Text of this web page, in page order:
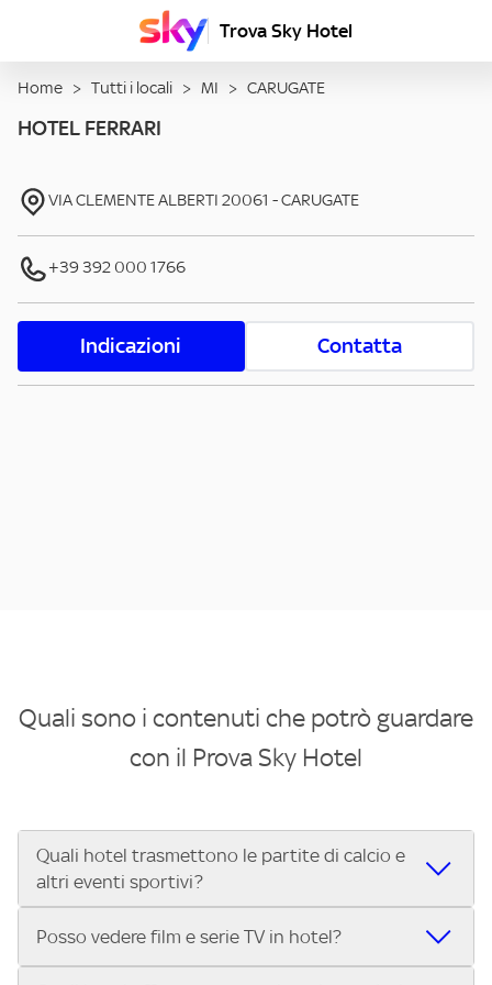
Trova Sky Hotel
Home > Tutti i locali > MI > CARUGATE
HOTEL FERRARI
VIA CLEMENTE ALBERTI 20061 -CARUGATE
+39 392 000 1766
Indicazioni Contatta
Quali sono i contenuti che potrò guardare
con il Prova Sky Hotel
Quali hotel trasmettono le partite di calcio e
altri eventi sportivi?
Se cerchi un hotel dove poter vedere le partite di Serie A,
Posso vedere film e serie TV in hotel?